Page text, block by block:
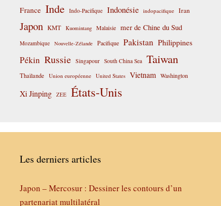
France Inde Indo-Pacifique Indonésie indopacifique Iran
Japon KMT Kuomintang Malaisie mer de Chine du Sud
Mozambique Nouvelle-Zélande Pacifique Pakistan Philippines
Pékin Russie Singapour South China Sea Taiwan
Thaïlande Union européenne United States Vietnam Washington
Xi Jinping ZEE États-Unis
Les derniers articles
Japon – Mercosur : Dessiner les contours d’un
partenariat multilatéral